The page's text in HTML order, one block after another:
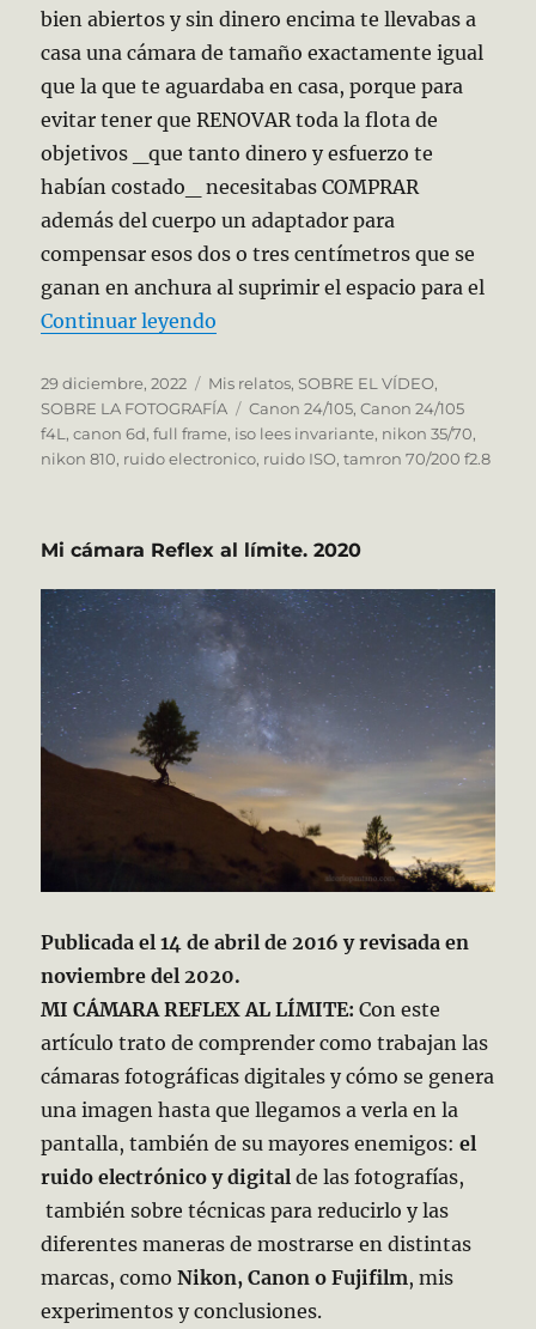
bien abiertos y sin dinero encima te llevabas a
casa una cámara de tamaño exactamente igual
que la que te aguardaba en casa, porque para
evitar tener que RENOVAR toda la flota de
objetivos _que tanto dinero y esfuerzo te
habían costado_ necesitabas COMPRAR
además del cuerpo un adaptador para
compensar esos dos o tres centímetros que se
ganan en anchura al suprimir el espacio para el
Continuar leyendo
Publicado
el
29 diciembre, 2022 Categorías
Mis relatos, SOBRE EL VÍDEO,
SOBRE LA FOTOGRAFÍA
Etiquetas
Canon 24/105,Canon 24/105
f4L ,canon 6d,full frame, iso lees invariante, nikon 35/70,
nikon 810, ruido electronico, ruido ISO,tamron 70/200 f2.8
Mi cámara Reflex al límite. 2020
Publicada el 14 de abril de 2016 y revisada en
noviembre del 2020.
MI CÁMARA REFLEX AL LÍMITE: Con este
artículo trato de comprender como trabajan las
cámaras fotográficas digitales y cómo se genera
una imagen hasta que llegamos a verla en la
pantalla, también de su mayores enemigos: el
ruido electrónico y digital de las fotografías,
también sobre técnicas para reducirlo y las
diferentes maneras de mostrarse en distintas
marcas, como Nikon, Canon o Fujifilm, mis
experimentos y conclusiones.